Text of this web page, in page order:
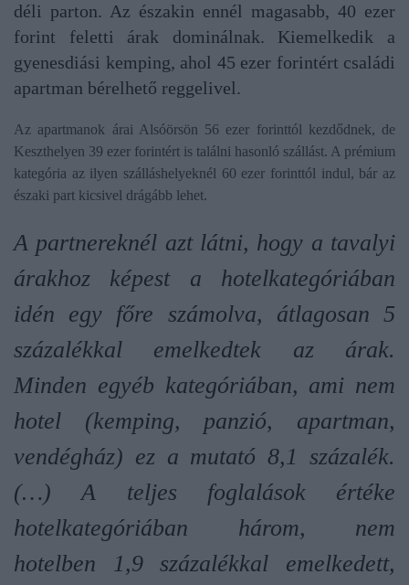
déli parton. Az északin ennél magasabb, 40 ezer
forint feletti árak dominálnak. Kiemelkedik a
gyenesdiási kemping, ahol 45 ezer forintért családi
apartman bérelhető reggelivel.
Az apartmanok árai Alsóörsön 56 ezer forinttól kezdődnek, de
Keszthelyen 39 ezer forintért is találni hasonló szállást. A prémium
kategória az ilyen szálláshelyeknél 60 ezer forinttól indul, bár az
északi part kicsivel drágább lehet.
A partnereknél azt látni, hogy a tavalyi
árakhoz képest a hotelkategóriában
idén egy főre számolva, átlagosan 5
százalékkal emelkedtek az árak.
Minden egyéb kategóriában, ami nem
hotel (kemping, panzió, apartman,
vendégház) ez a mutató 8,1 százalék.
(…) A teljes foglalások értéke
hotelkategóriában három, nem
hotelben 1,9 százalékkal emelkedett,